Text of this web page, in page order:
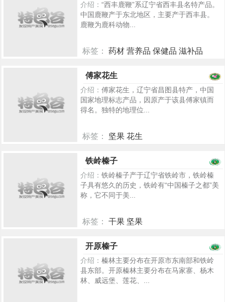
介绍： “西丰鹿鞭”系辽宁省西丰县名特产品。
中国鹿鞭产于东北地区，主要产于西丰县。
鹿鞭为鹿科动物...
标签： 药材 营养品 保健品 滋补品
傅家花生
介绍： 傅家花生，辽宁省昌图县特产，中国
国家地理标志产品，因原产于该县傅家镇而
得名。独特的地理位...
标签： 坚果 花生
铁岭榛子
介绍： 铁岭榛子产于辽宁省铁岭市，铁岭榛
子具有悠久的历史，铁岭有“中国榛子之都”美
称，它不同于美...
标签： 干果 坚果
开原榛子
介绍： 榛林主要分布在开原市东南部和铁岭
县东部。开原榛林主要分布在马家寨、杨木
林、威远堡、莲花、...